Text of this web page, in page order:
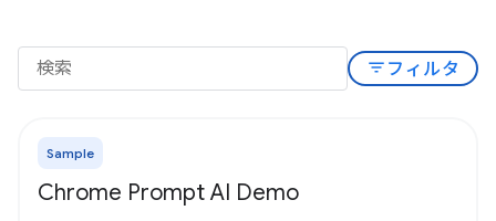
filter_list フィルタ
Sample
Chrome Prompt AI Demo